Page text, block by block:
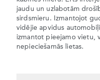
jaudu un uzlabotām
sirdsmieru. Izmantojot
vidējie apvidus
izmantot pieejamo vietu,
nepieciešamās lietas.